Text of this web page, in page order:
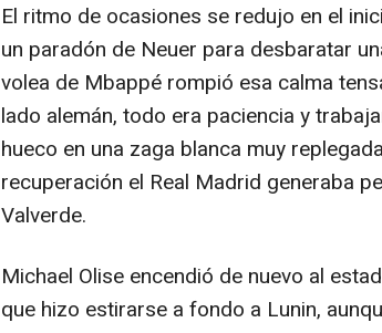
El ritmo de ocasiones se redujo en el
un paradón de Neuer para desbaratar
volea de Mbappé rompió esa calma
lado alemán, todo era paciencia y
hueco en una zaga blanca muy
recuperación el Real Madrid generaba
Valverde.
Michael Olise encendió de nuevo al
que hizo estirarse a fondo a Lunin,